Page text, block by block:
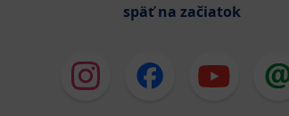
späť na začiatok